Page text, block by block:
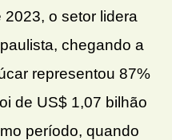
o setor lidera
chegando a
representou 87%
de US$ 1,07 bilhão
período, quando